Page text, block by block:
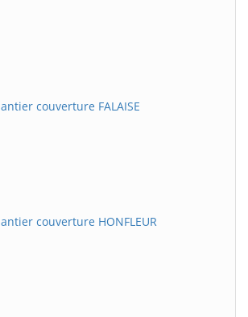
couverture FALAISE
couverture HONFLEUR